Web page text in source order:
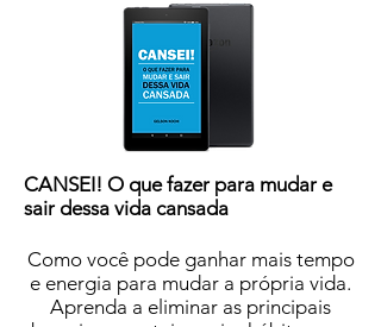
CANSEI! O que fazer para mudar e
sair dessa vida cansada
Como você pode ganhar mais tempo
e energia para mudar a própria vida.
Aprenda a eliminar as principais